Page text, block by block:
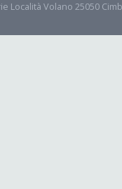
Località Volano 25050